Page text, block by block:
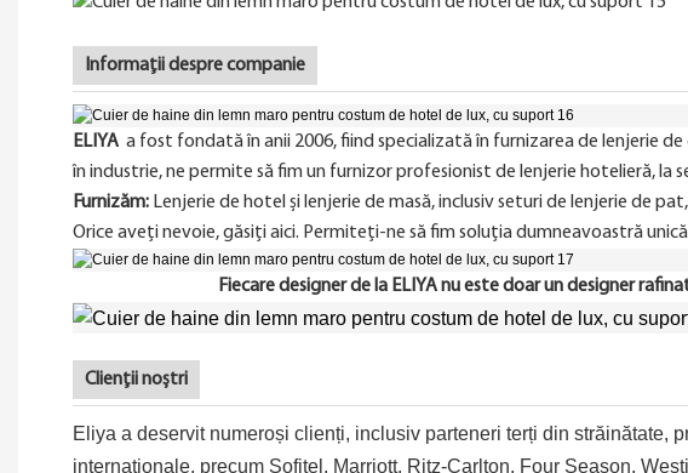
Informații despre companie
ELIYA a fost fondată în anii 2006, fiind specializată în furnizarea de lenjerie
în industrie, ne permite să fim un furnizor profesionist de lenjerie hotelieră, la
Furnizăm: Lenjerie de hotel și lenjerie de masă, inclusiv seturi de lenjerie de
Orice aveți nevoie, găsiți aici. Permiteți-ne să fim soluția dumneavoastră
Fiecare designer de la ELIYA nu este doar un designer
Clienții noștri
Eliya a deservit numeroși clienți, inclusiv parteneri terți din
internaționale, precum Sofitel, Marriott, Ritz-Carlton, Four Season,